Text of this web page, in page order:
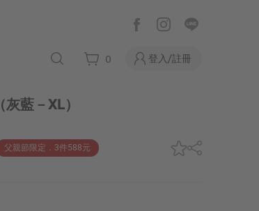
0 登入/註冊
（灰藍－XL）
父親節限定．3件588元